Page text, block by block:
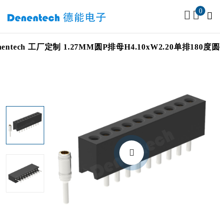
0
Denentech 工厂定制 1.27MM圆P排母H4.10xW2.20单排